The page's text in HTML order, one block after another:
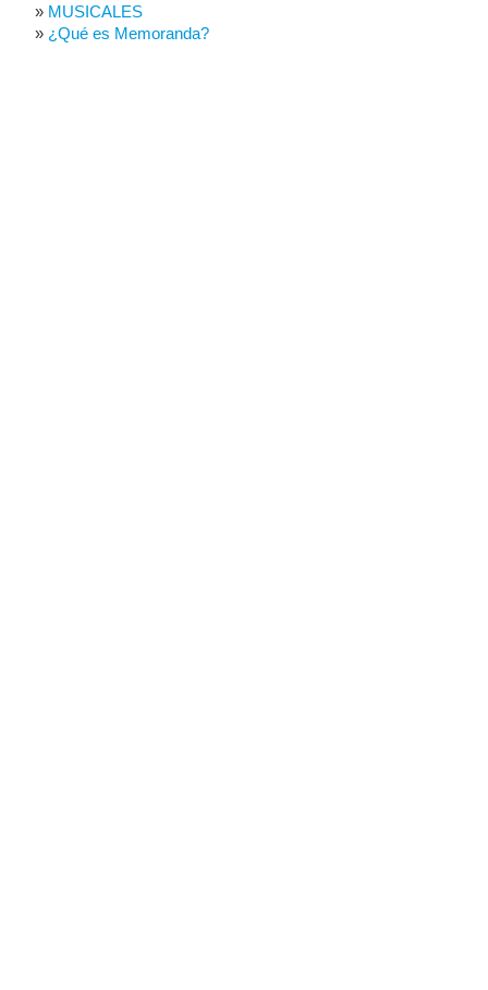
MUSICALES
¿Qué es Memoranda?